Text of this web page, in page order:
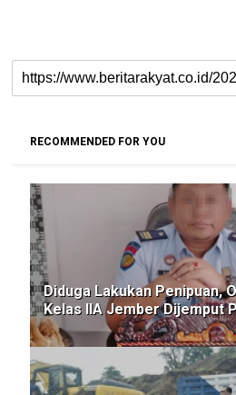
RECOMMENDED FOR YOU
Diduga Lakukan Penipuan,
Kelas IIA Jember Dijemput